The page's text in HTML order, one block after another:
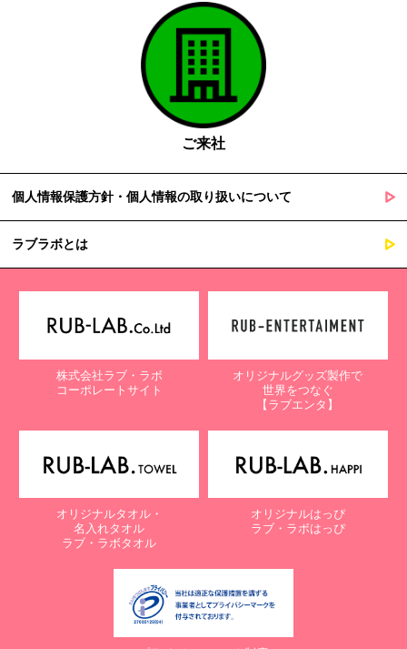
ご来社
個人情報保護方針・個人情報の取り扱いについて
ラブラボとは
株式会社ラブ・ラボ
コーポレートサイト
オリジナルグッズ製作で
世界をつなぐ
【ラブエンタ】
オリジナルタオル・
名入れタオル
ラブ・ラボタオル
オリジナルはっぴ
ラブ・ラボはっぴ